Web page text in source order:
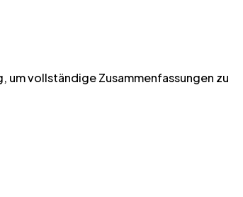
um vollständige Zusammenfassungen zu